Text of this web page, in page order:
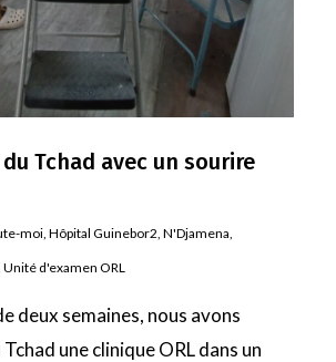
Tchad avec un sourire
moi ,Hôpital Guinebor2 ,N'Djamena
,Unité d'examen ORL
deux semaines, nous avons
une clinique ORL dans un